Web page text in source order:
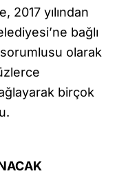
2017 yılından
bağlı
olarak
birçok